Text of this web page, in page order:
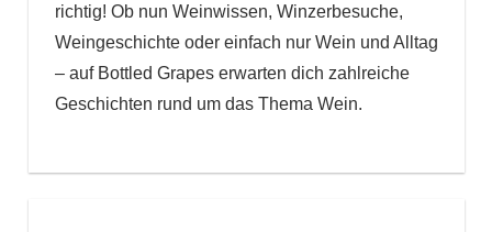
richtig! Ob nun Weinwissen, Winzerbesuche,
Weingeschichte oder einfach nur Wein und Alltag
– auf Bottled Grapes erwarten dich zahlreiche
Geschichten rund um das Thema Wein.